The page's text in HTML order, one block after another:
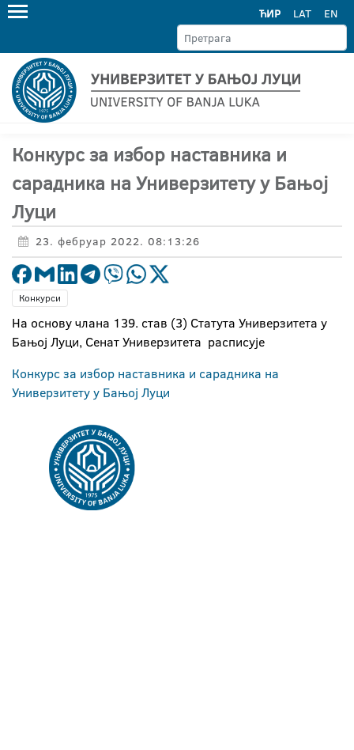
ЋИР LAT EN
Конкурс за избор наставника и
сарадника на Универзитету у Бањој
Луци
23. фебруар 2022. 08:13:26
Конкурси
На основу члана 139. став (3) Статута Универзитета у
Бањој Луци, Сенат Универзитета расписује
Конкурс за избор наставника и сарадника на
Универзитету у Бањој Луци